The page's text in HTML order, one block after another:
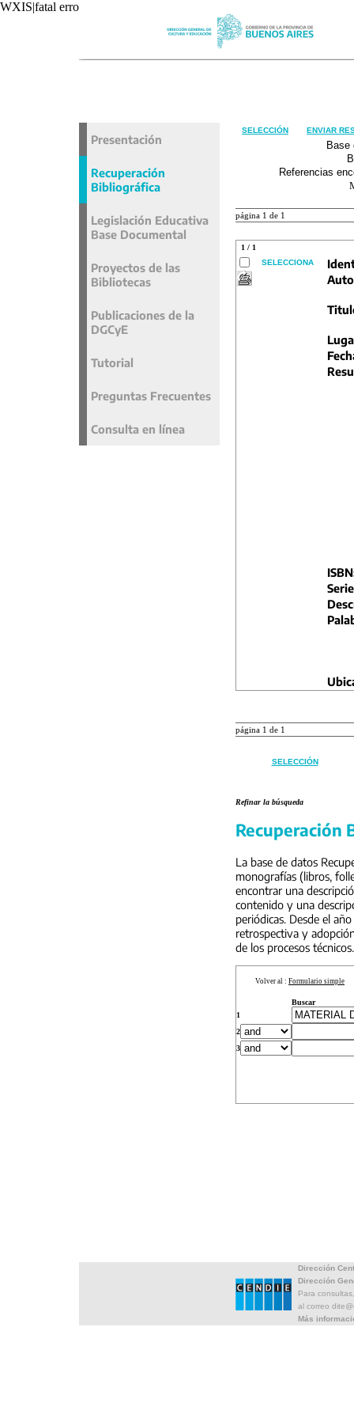
Presentación
Recuperación
Bibliográfica
Legislación Educativa
Base Documental
Proyectos de las
Bibliotecas
Publicaciones de la
DGCyE
Tutorial
Preguntas Frecuentes
Consulta en línea
SELECCIÓN ENVIAR
Base
Referencias
página 1 de 1
1 / 1
SELECCIONA
página 1 de 1
SELECCIÓN
Refinar la búsqueda
Recuperación
La base de datos
monografías (libros,
encontrar una
contenido y una
periódicas. Desde el
retrospectiva y
de los procesos técnicos.
Volver al : Formulario simple
Buscar
1
2
3
Dirección
Dirección
Para
al correo
Más
WXIS|fatal error|unavoidable|recxref/read|